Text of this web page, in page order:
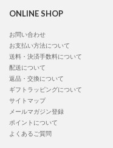
ONLINE SHOP
お問い合わせ
お支払い方法について
送料・決済手数料について
配送について
返品・交換について
ギフトラッピングについて
サイトマップ
メールマガジン登録
ポイントについて
よくあるご質問